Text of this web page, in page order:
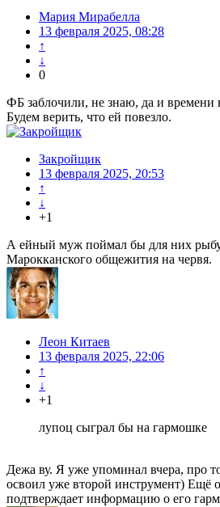
Мария Мирабелла
13 февраля 2025, 08:28
↑
↓
0
ФБ заблочили, не знаю, да и времени
Будем верить, что ей повезло.
Закройщик
13 февраля 2025, 20:53
↑
↓
+1
А ейный муж поймал бы для них
Марокканского общежития на червя.
Леон Китаев
13 февраля 2025, 22:06
↑
↓
+1
лупоц сыграл бы на гармошке
Дежа ву. Я уже упоминал вчера, про
освоил уже второй инструмент) Ещё
подтверждает информацию о его